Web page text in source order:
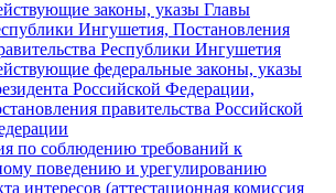
законы, указы Главы
Ингушетия, Постановления
Республики Ингушетия
федеральные законы, указы
Российской Федерации,
правительства Российской
по соблюдению требований к
поведению и урегулированию
интересов (аттестационная комиссия